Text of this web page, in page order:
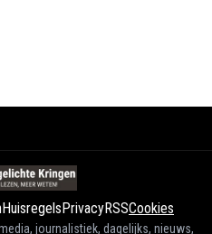
HuisregelsPrivacyRSSCookies
journalistiek, dagelijks, nieuws,